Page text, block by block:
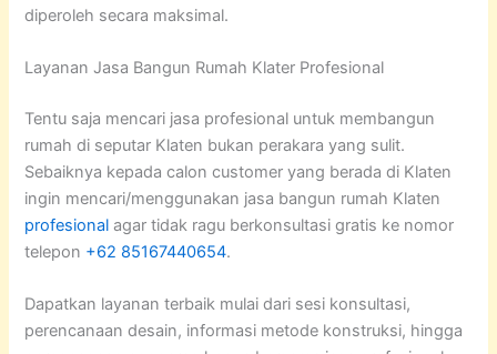
diperoleh secara maksimal.
Layanan Jasa Bangun Rumah Klater Profesional
Tentu saja mencari jasa profesional untuk membangun
rumah di seputar Klaten bukan perakara yang sulit.
Sebaiknya kepada calon customer yang berada di Klaten
ingin mencari/menggunakan jasa bangun rumah Klaten
profesional agar tidak ragu berkonsultasi gratis ke nomor
telepon +62 85167440654.
Dapatkan layanan terbaik mulai dari sesi konsultasi,
perencanaan desain, informasi metode konstruksi, hingga